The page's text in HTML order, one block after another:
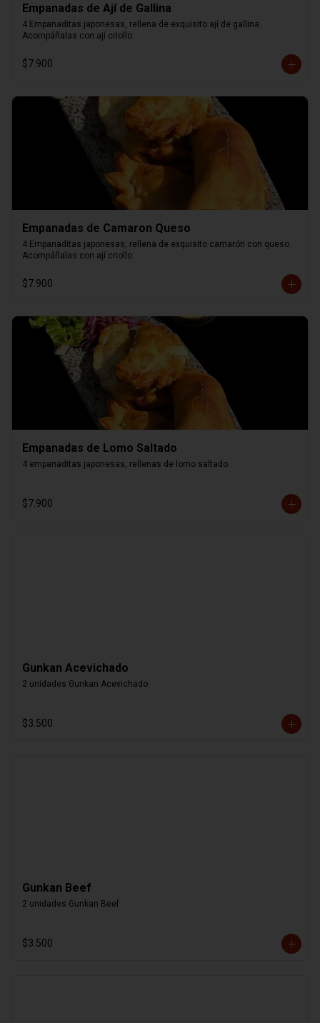
Empanadas de Ají de Gallina
4 Empanaditas japonesas, rellena de exquisito ají de gallina.
Acompáñalas con ají criollo.
$7.900
Empanadas de Camaron Queso
4 Empanaditas japonesas, rellena de exquisito camarón con queso.
Acompáñalas con ají criollo.
$7.900
Empanadas de Lomo Saltado
4 empanaditas japonesas, rellenas de lomo saltado.
$7.900
Gunkan Acevichado
2 unidades Gunkan Acevichado
$3.500
Gunkan Beef
2 unidades Gunkan Beef
$3.500